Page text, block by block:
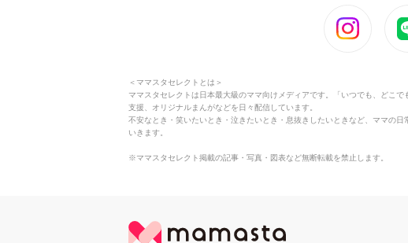
＜ママスタセレクトとは＞
ママスタセレクトは日本最大級のママ向けメディアです。「いつでも、どこ
支援、オリジナルまんがなどを日々配信しています。
不安なとき・笑いたいとき・泣きたいとき・息抜きしたいときなど、ママの
いきます。
※ママスタセレクト掲載の記事・写真・図表など無断転載を禁止します。